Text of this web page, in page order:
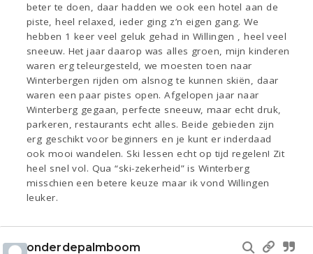
beter te doen, daar hadden we ook een hotel aan de
piste, heel relaxed, ieder ging z’n eigen gang. We
hebben 1 keer veel geluk gehad in Willingen , heel veel
sneeuw. Het jaar daarop was alles groen, mijn kinderen
waren erg teleurgesteld, we moesten toen naar
Winterbergen rijden om alsnog te kunnen skiën, daar
waren een paar pistes open. Afgelopen jaar naar
Winterberg gegaan, perfecte sneeuw, maar echt druk,
parkeren, restaurants echt alles. Beide gebieden zijn
erg geschikt voor beginners en je kunt er inderdaad
ook mooi wandelen. Ski lessen echt op tijd regelen! Zit
heel snel vol. Qua “ski-zekerheid” is Winterberg
misschien een betere keuze maar ik vond Willingen
leuker.
onderdepalmboom